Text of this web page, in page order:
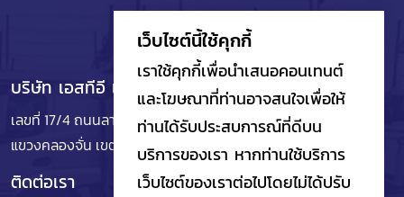
บริษัท เอสทีอี เอนจิเนียริ่ง จำกัด
เลขที่ 17/4 ถนนลาดพร้าว ซอยลาดพร้าว 101แยก 48 (บ่อปลา)
แขวงคลองจั่น เขตบางกะปิ
กรุงเทพมหานคร 10240
ติดต่อเรา
เว็บไซต์นี้ใช้คุกกี้
เราใช้คุกกี้เพื่อนำเสนอคอนเทนต์
และโฆษณาที่ท่านอาจสนใจเพื่อให้
ท่านได้รับประสบการณ์ที่ดีบน
บริการของเรา หากท่านใช้บริการ
เว็บไซต์ของเราต่อไปโดยไม่ได้ปรับ